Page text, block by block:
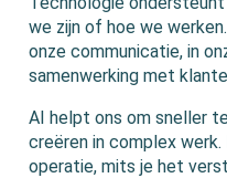
we zijn of hoe we
onze communicatie, in
samenwerking met
AI helpt ons om sneller
creëren in complex
operatie, mits je het